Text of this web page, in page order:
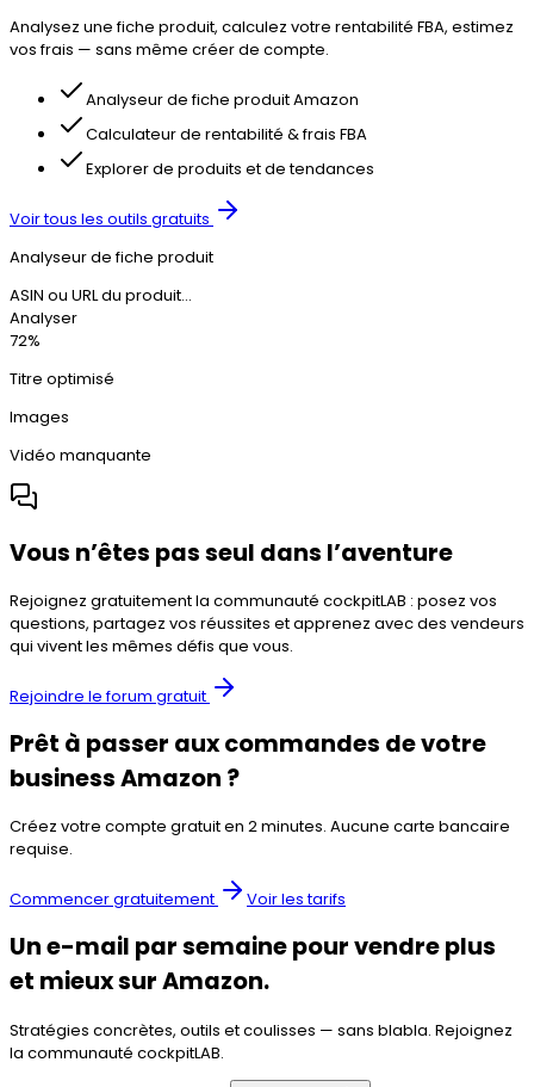
Analysez une fiche produit, calculez votre rentabilité FBA, estimez
vos frais — sans même créer de compte.
Analyseur de fiche produit Amazon
Calculateur de rentabilité & frais FBA
Explorer de produits et de tendances
Voir tous les outils gratuits
Analyseur de fiche produit
ASIN ou URL du produit…
Analyser
72%
Titre optimisé
Images
Vidéo manquante
Vous n’êtes pas seul dans l’aventure
Rejoignez gratuitement la communauté cockpitLAB : posez vos
questions, partagez vos réussites et apprenez avec des vendeurs
qui vivent les mêmes défis que vous.
Rejoindre le forum gratuit
Prêt à passer aux commandes de votre
business Amazon ?
Créez votre compte gratuit en 2 minutes. Aucune carte bancaire
requise.
Commencer gratuitement Voir les tarifs
Un e-mail par semaine pour vendre plus
et mieuxsur Amazon.
Stratégies concrètes, outils et coulisses — sans blabla. Rejoignez
la communauté cockpitLAB.